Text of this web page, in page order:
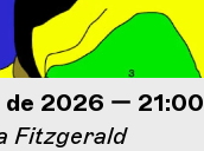
de 2026 — 21:00
Fitzgerald